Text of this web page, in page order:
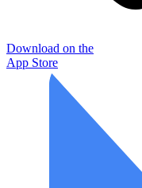
Download on the
App Store